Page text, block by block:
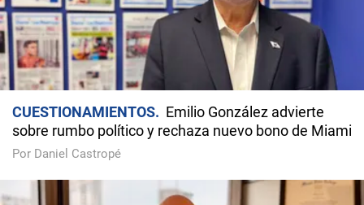
CUESTIONAMIENTOS
Emilio González advierte
sobre rumbo político y rechaza nuevo bono de Miami
Por Daniel Castropé